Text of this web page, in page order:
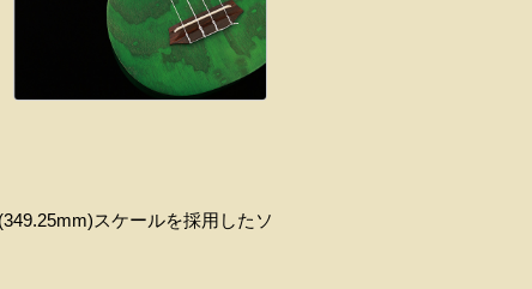
スケールを採用したソ